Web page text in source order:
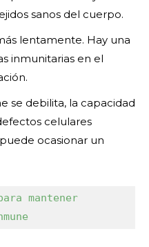
sanos del cuerpo.
lentamente. Hay una
inmunitarias en el
se debilita, la capacidad
celulares
ocasionar un
mantener